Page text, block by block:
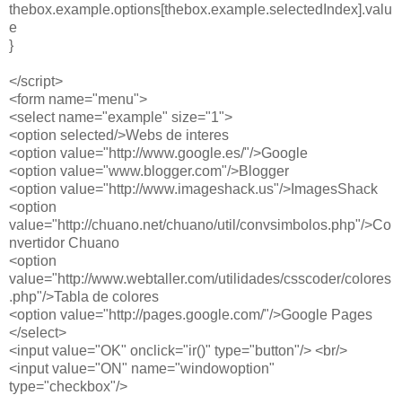
thebox.example.options[thebox.example.selectedIndex].valu
e
}
</script>
<form name="menu">
<select name="example" size="1">
<option selected/>Webs de interes
<option value="http://www.google.es/"/>Google
<option value="www.blogger.com"/>Blogger
<option value="http://www.imageshack.us"/>ImagesShack
<option
value="http://chuano.net/chuano/util/convsimbolos.php"/>Co
nvertidor Chuano
<option
value="http://www.webtaller.com/utilidades/csscoder/colores
.php"/>Tabla de colores
<option value="http://pages.google.com/"/>Google Pages
</select>
<input value="OK" onclick="ir()" type="button"/> <br/>
<input value="ON" name="windowoption"
type="checkbox"/>